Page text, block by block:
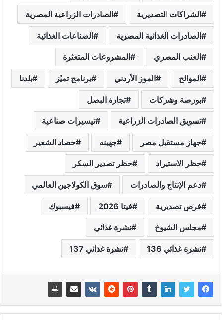
الشراكات التصديرية الصادرات الزراعية المصرية
الصادرات الغذائية المصرية الصناعات الغذائية
العنب المصري المشروعات المتعثرة
الموالح الموز الأردني برنامج تميُز بلدنا
بورصة وشركات تجارة البصل
تسويق الصادرات الزراعية تيسيرات صناعية
جهاز مستقبل مصر جهينه حصاد الشعير
حظر الاستيراد حظر تصدير السكر
دعم الإنتاج والصادرات سوق الكولاجين العالمي
فرص تصديرية فيتا 2026 فيسبوك
مجلس الشيوخ نشرة غذائي
نشرة غذائي 136 نشرة غذائي 137